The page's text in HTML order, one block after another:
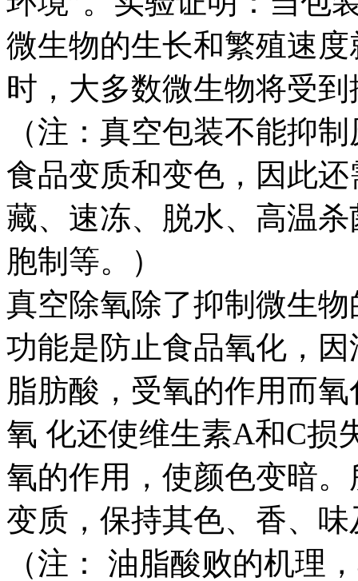
微生物的生长和繁殖速
时，大多数微生物将受
（注：真空包装不能抑
食品变质和变色，因此
藏、速冻、脱水、高温
胞制等。）
真空除氧除了抑制微生
功能是防止食品氧化，
脂肪酸，受氧的作用而
氧 化还使维生素A和C损
氧的作用，使颜色变暗
变质，保持其色、香、
（注： 油脂酸败的机理